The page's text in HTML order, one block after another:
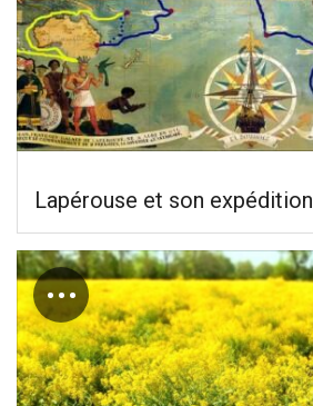
Lapérouse et son expédition
…